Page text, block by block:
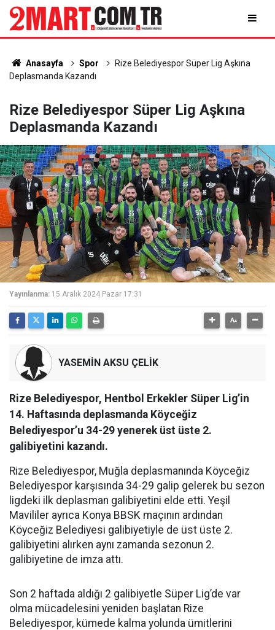
Anasayfa Spor
Rize Belediyespor Süper Lig Aşkına
Deplasmanda Kazandı
Rize Belediyespor Süper Lig Aşkına
Deplasmanda Kazandı
Yayınlanma: 15 Aralık 2024 Pazar 17:31
YASEMİN AKSU ÇELİK
Rize Belediyespor, Hentbol Erkekler Süper Lig’in
14. Haftasında deplasmanda Köyceğiz
Belediyespor’u 34-29 yenerek üst üste 2.
galibiyetini kazandı.
Rize Belediyespor, Muğla deplasmanında Köyceğiz
Belediyespor karşısında 34-29 galip gelerek bu sezon
ligdeki ilk deplasman galibiyetini elde etti. Yeşil
Mavililer ayrıca Konya BBSK maçının ardından
Köyceğiz Belediyesi galibiyetiyle de üst üste 2.
galibiyetini alırken aynı zamanda sezonun 2.
galibiyetine de imza attı.
Son 2 haftada aldığı 2 galibiyetle Süper Lig’de var
olma mücadelesini yeniden başlatan Rize
Belediyespor, kümede kalma yolunda ümitlerini